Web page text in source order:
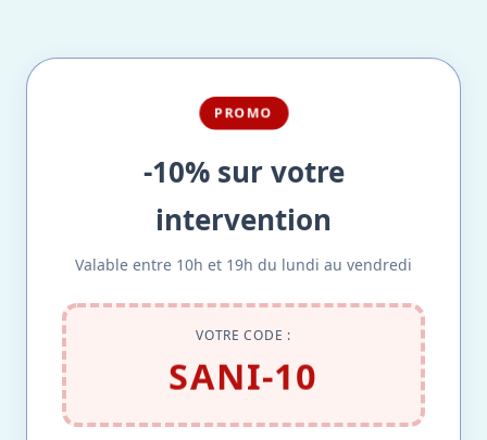
PROMO
-10% sur votre
intervention
Valable entre 10h et 19h du lundi au vendredi
VOTRE CODE :
SANI-10